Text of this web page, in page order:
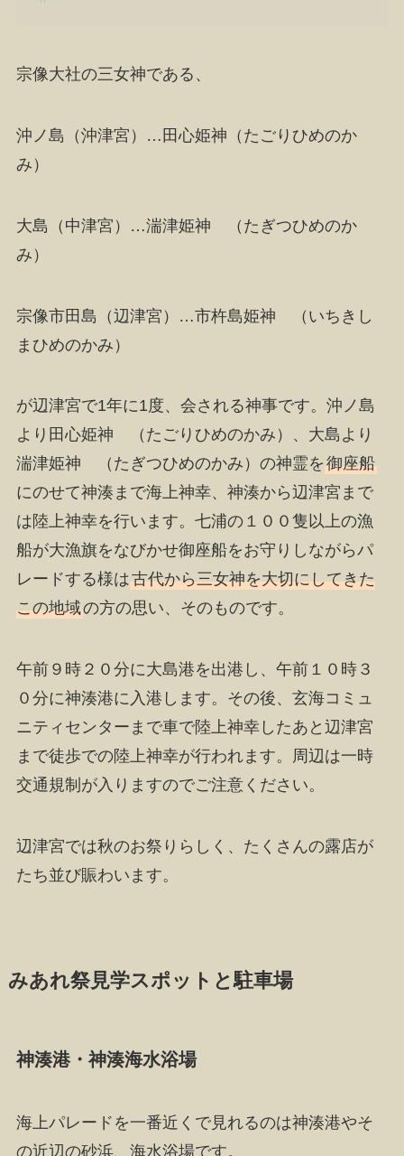
宗像大社の三女神である、
沖ノ島（沖津宮）…田心姫神（たごりひめのか
み）
大島（中津宮）…湍津姫神 （たぎつひめのか
み）
宗像市田島（辺津宮）…市杵島姫神 （いちきし
まひめのかみ）
が辺津宮で1年に1度、会される神事です。沖ノ島
より田心姫神 （たごりひめのかみ）、大島より
湍津姫神 （たぎつひめのかみ）の神霊を御座船
にのせて神湊まで海上神幸、神湊から辺津宮まで
は陸上神幸を行います。七浦の１００隻以上の漁
船が大漁旗をなびかせ御座船をお守りしながらパ
レードする様は古代から三女神を大切にしてきた
この地域の方の思い、そのものです。
午前９時２０分に大島港を出港し、午前１０時３
０分に神湊港に入港します。その後、玄海コミュ
ニティセンターまで車で陸上神幸したあと辺津宮
まで徒歩での陸上神幸が行われます。周辺は一時
交通規制が入りますのでご注意ください。
辺津宮では秋のお祭りらしく、たくさんの露店が
たち並び賑わいます。
みあれ祭見学スポットと駐車場
神湊港・神湊海水浴場
海上パレードを一番近くで見れるのは神湊港やそ
の近辺の砂浜、海水浴場です。